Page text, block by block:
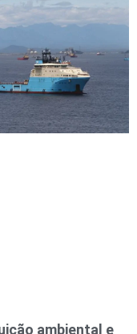
ambiental e